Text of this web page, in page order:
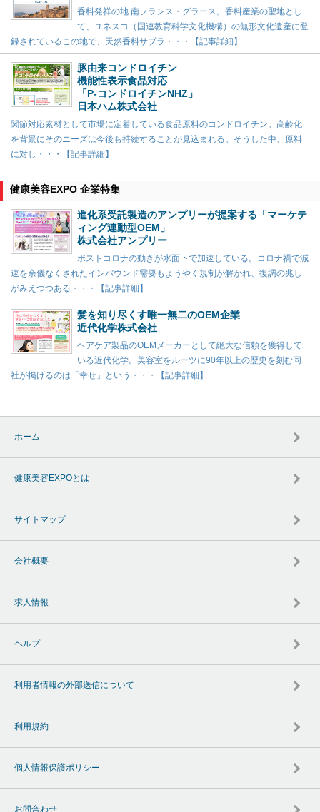
香料発祥の地 南フランス・グラース。香料産業の聖地とし
て、ユネスコ（国連教育科学文化機構）の無形文化遺産に登
録されているこの地で、天然香料サプラ・・・【記事詳細】
豚由来コンドロイチン
機能性表示食品対応
「P-コンドロイチンNHZ」
日本ハム株式会社
関節対応素材として市場に定着している食品原料のコンドロイチン。高齢化
を背景にそのニーズは今後も持続することが見込まれる。そうした中、原料
に対し・・・【記事詳細】
健康美容EXPO 企業特集
進化系受託製造のアンプリーが提案する「マーケテ
ィング連動型OEM」
株式会社アンプリー
ポストコロナの動きが水面下で加速している。コロナ禍で減
速を余儀なくされたインバウンド需要もようやく規制が解かれ、復調の兆し
がみえつつある・・・【記事詳細】
髪を知り尽くす唯一無二のOEM企業
近代化学株式会社
ヘアケア製品のOEMメーカーとして絶大な信頼を獲得して
いる近代化学。美容室をルーツに90年以上の歴史を刻む同
社が掲げるのは「幸せ」という・・・【記事詳細】
ホーム
健康美容EXPOとは
サイトマップ
会社概要
求人情報
ヘルプ
利用者情報の外部送信について
利用規約
個人情報保護ポリシー
お問合わせ